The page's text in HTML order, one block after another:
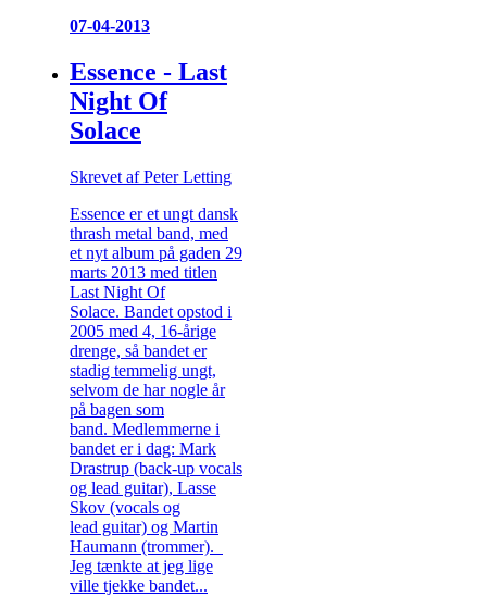
07-04-2013
Essence - Last
Night Of
Solace
Skrevet af Peter Letting
Essence er et ungt dansk
thrash metal band, med
et nyt album på gaden 29
marts 2013 med titlen
Last Night Of
Solace. Bandet opstod i
2005 med 4, 16-årige
drenge, så bandet er
stadig temmelig ungt,
selvom de har nogle år
på bagen som
band. Medlemmerne i
bandet er i dag: Mark
Drastrup (back-up vocals
og lead guitar), Lasse
Skov (vocals og
lead guitar) og Martin
Haumann (trommer).
Jeg tænkte at jeg lige
ville tjekke bandet...